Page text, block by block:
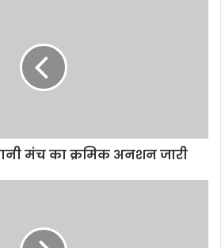
मंच का क्रमिक अनशन जारी